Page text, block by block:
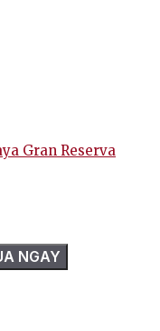
Gran Reserva
NGAY